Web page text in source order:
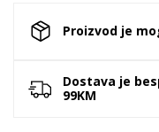
Proizvod je
Dostava je
99KM